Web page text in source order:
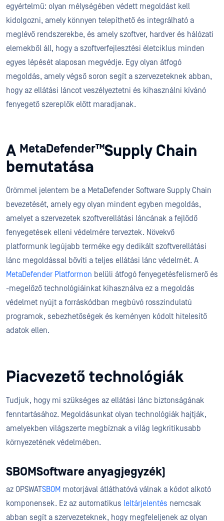
egyértelmű: olyan mélységében védett megoldást kell
kidolgozni, amely könnyen telepíthető és integrálható a
meglévő rendszerekbe, és amely szoftver, hardver és hálózati
elemekből áll, hogy a szoftverfejlesztési életciklus minden
egyes lépését alaposan megvédje. Egy olyan átfogó
megoldás, amely végső soron segít a szervezeteknek abban,
hogy az ellátási láncot veszélyeztetni és kihasználni kívánó
fenyegető szereplők előtt maradjanak.
A MetaDefender™Supply Chain
bemutatása
Örömmel jelentem be a MetaDefender Software Supply Chain
bevezetését, amely egy olyan mindent egyben megoldás,
amelyet a szervezetek szoftverellátási láncának a fejlődő
fenyegetések elleni védelmére terveztek. Növekvő
platformunk legújabb terméke egy dedikált szoftverellátási
lánc megoldással bővíti a teljes ellátási lánc védelmét. A
MetaDefender Platformon belüli átfogó fenyegetésfelismerő és
-megelőző technológiáinkat kihasználva ez a megoldás
védelmet nyújt a forráskódban megbúvó rosszindulatú
programok, sebezhetőségek és keményen kódolt hitelesítő
adatok ellen.
Piacvezető technológiák
Tudjuk, hogy mi szükséges az ellátási lánc biztonságának
fenntartásához. Megoldásunkat olyan technológiák hajtják,
amelyekben világszerte megbíznak a világ legkritikusabb
környezetének védelmében.
SBOMSoftware anyagjegyzék)
az OPSWATSBOM motorjával átláthatóvá válnak a kódot alkotó
komponensek. Ez az automatikus leltárjelentés nemcsak
abban segít a szervezeteknek, hogy megfeleljenek az olyan